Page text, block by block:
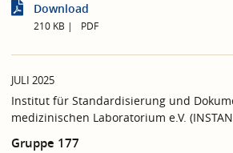
Download
210 KB PDF
JULI 2025
Institut für Standardisierung und
medizinischen Laboratorium e.V.
Gruppe 177